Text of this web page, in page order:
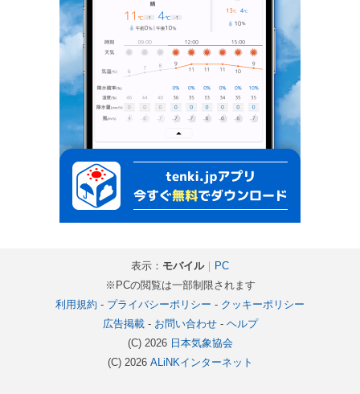
表示： モバイル｜ PC
※PCの閲覧は一部制限されます
利用規約 - プライバシーポリシー - クッキーポリシー
広告掲載- お問い合わせ- ヘルプ
(C) 2026 日本気象協会
(C) 2026 ALiNKインターネット